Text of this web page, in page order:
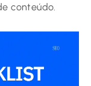
conteúdo.